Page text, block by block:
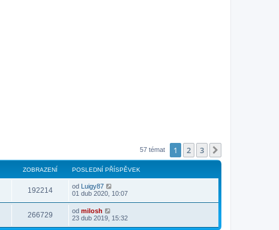
57 témat 1 2 3
ZOBRAZENÍ POSLEDNÍ PŘÍSPĚVEK
192214 od Luigy87
01 dub 2020, 10:07
266729 od milosh
23 dub 2019, 15:32